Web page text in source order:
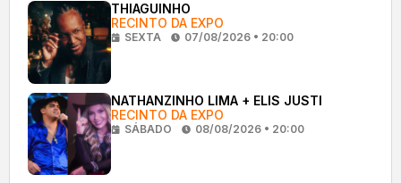
THIAGUINHO
RECINTO DA EXPO
SEXTA 07/08/2026 • 20:00
NATHANZINHO LIMA + ELIS JUSTI
RECINTO DA EXPO
SÁBADO 08/08/2026 • 20:00